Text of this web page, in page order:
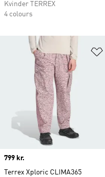
Kvinder TERREX
4 colours
Price
799 kr.
Terrex Xploric CLIMA365